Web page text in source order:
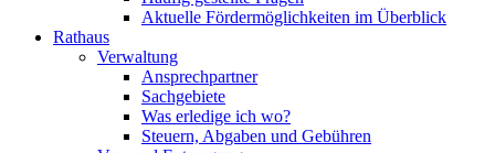
Aktuelle Fördermöglichkeiten im Überblick
Rathaus
Verwaltung
Ansprechpartner
Sachgebiete
Was erledige ich wo?
Steuern, Abgaben und Gebühren